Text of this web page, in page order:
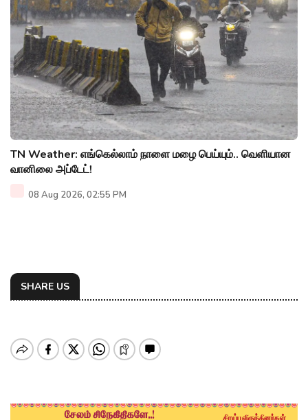
TN Weather: எங்கெல்லாம் நாளை மழை பெய்யும்.. வெளியான
வானிலை அப்டேட்!
08 Aug 2026, 02:55 PM
SHARE US